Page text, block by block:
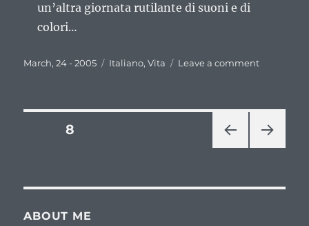
un’altra giornata rutilante di suoni e di
colori…
Posted
March, 24 - 2005 Categories
Italiano,Vita Leave a commenton
Posts
PAG
PAGE8
ABOUT ME